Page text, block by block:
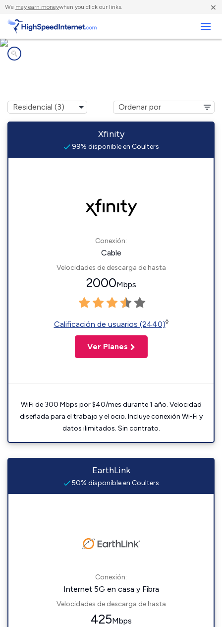
We may earn moneywhen you click our links. ×
Xfinity
99% disponible en Coulters
Conexión:
Cable
Velocidades de descarga de hasta
2000Mbps
Calificación de usuarios (2440)◊
Ver Planes
WiFi de 300 Mbps por $40/mes durante 1 año. Velocidad
diseñada para el trabajo y el ocio. Incluye conexión Wi-Fi y
datos ilimitados. Sin contrato.
EarthLink
50% disponible en Coulters
Conexión:
Internet 5G en casa y Fibra
Velocidades de descarga de hasta
425Mbps